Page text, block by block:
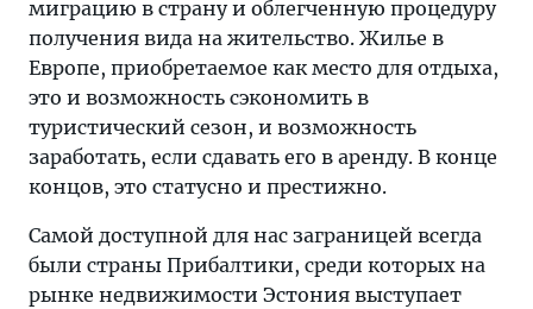
миграцию в страну и облегченную процедуру
получения вида на жительство. Жилье в
Европе, приобретаемое как место для отдыха,
это и возможность сэкономить в
туристический сезон, и возможность
заработать, если сдавать его в аренду. В конце
концов, это статусно и престижно.
Самой доступной для нас заграницей всегда
были страны Прибалтики, среди которых на
рынке недвижимости Эстония выступает